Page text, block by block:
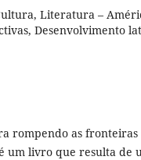
Literatura –
Desenvolvimento
rompendo as
um livro que resulta de